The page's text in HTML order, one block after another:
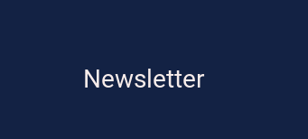
Newsletter